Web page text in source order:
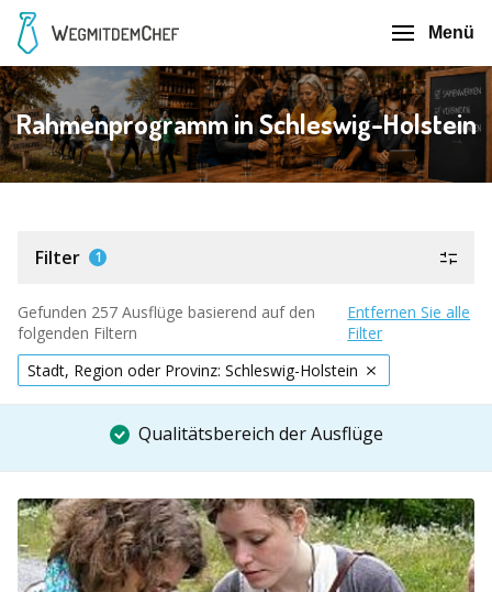
Menü
Rahmenprogramm in Schleswig-Holstein
Filter 1
Gefunden 257 Ausflüge basierend auf den
folgenden Filtern
Entfernen Sie alle
Filter
Stadt, Region oder Provinz: Schleswig-Holstein
Qualitätsbereich der Ausflüge